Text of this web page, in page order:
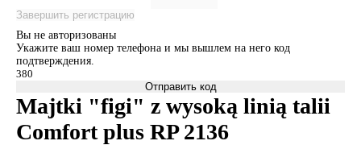
Завершить регистрацию
Вы не авторизованы
Укажите ваш номер телефона и мы вышлем на него код
подтверждения.
Отправить код
Majtki "figi" z wysoką linią talii
Comfort plus RP 2136